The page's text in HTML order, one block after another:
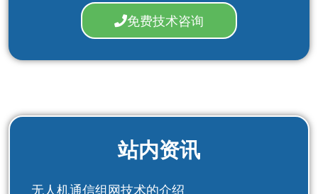
免费技术咨询
站内资讯
无人机通信组网技术的介绍